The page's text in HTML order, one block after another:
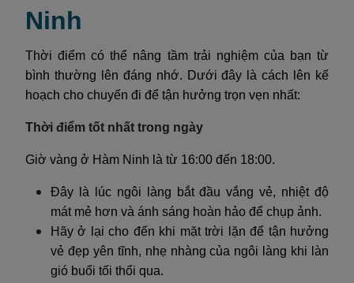
Ninh
Thời điểm có thể nâng tầm trải nghiệm của bạn từ
bình thường lên đáng nhớ. Dưới đây là cách lên kế
hoạch cho chuyến đi để tận hưởng trọn vẹn nhất:
Thời điểm tốt nhất trong ngày
Giờ vàng ở Hàm Ninh là từ 16:00 đến 18:00.
Đây là lúc ngôi làng bắt đầu vắng vẻ, nhiệt độ
mát mẻ hơn và ánh sáng hoàn hảo để chụp ảnh.
Hãy ở lại cho đến khi mặt trời lặn để tận hưởng
vẻ đẹp yên tĩnh, nhẹ nhàng của ngôi làng khi làn
gió buổi tối thổi qua.